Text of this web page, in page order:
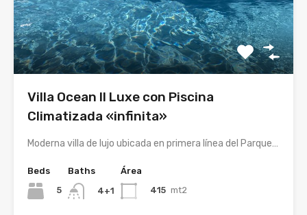
Villa Ocean II Luxe con Piscina
Climatizada «infinita»
Moderna villa de lujo ubicada en primera línea del Parque…
Beds
5
Baths
4+1
Área
415 mt2